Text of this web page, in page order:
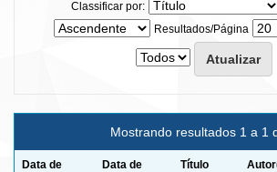
Classificar por:
Resultados/Página
Mostrando resultados 1 a 1
Data de
Data de
Título